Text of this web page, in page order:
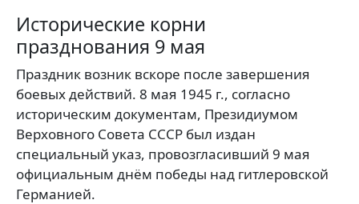
Исторические корни
празднования 9 мая
Праздник возник вскоре после завершения
боевых действий. 8 мая 1945 г., согласно
историческим документам, Президиумом
Верховного Совета СССР был издан
специальный указ, провозгласивший 9 мая
официальным днём победы над гитлеровской
Германией.